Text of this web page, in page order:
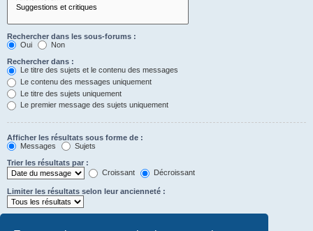
Rechercher dans les sous-forums :
Oui
Non
Rechercher dans :
Le titre des sujets et le contenu des messages
Le contenu des messages uniquement
Le titre des sujets uniquement
Le premier message des sujets uniquement
Afficher les résultats sous forme de :
Messages
Sujets
Trier les résultats par :
Croissant
Décroissant
Limiter les résultats selon leur ancienneté :